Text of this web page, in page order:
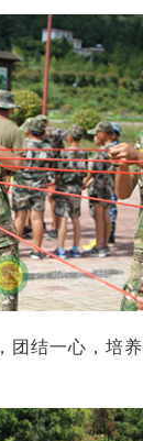
团结一心，培